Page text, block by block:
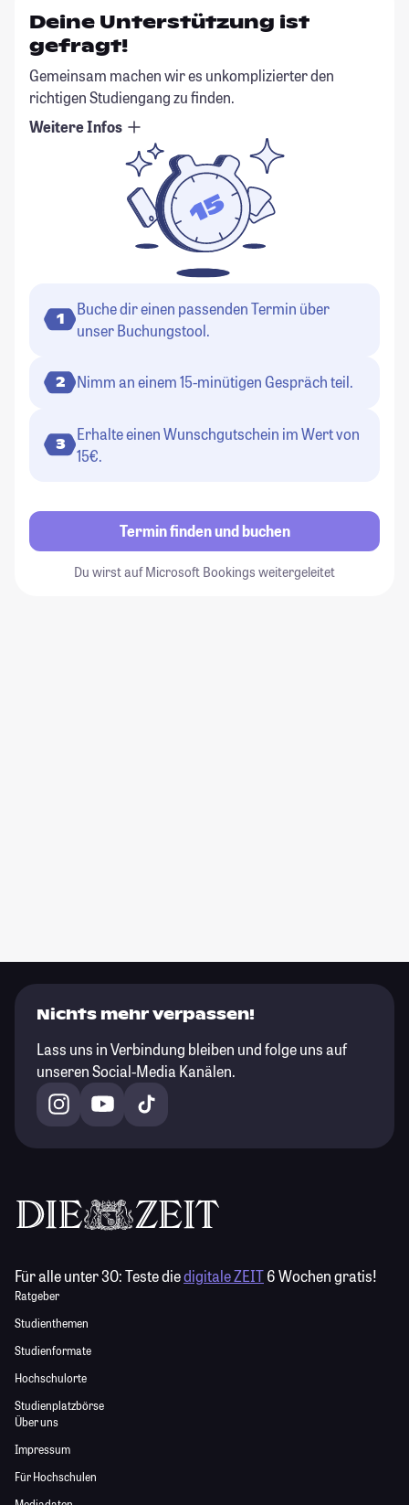
Deine Unterstützung ist
gefragt!
Gemeinsam machen wir es unkomplizierter den
richtigen Studiengang zu finden.
Weitere Infos
1
Buche dir einen passenden Termin über
unser Buchungstool.
2 Nimm an einem 15-minütigen Gespräch teil.
3
Erhalte einen Wunschgutschein im Wert von
15€.
Termin finden und buchen
Du wirst auf Microsoft Bookings weitergeleitet
Nichts mehr verpassen!
Lass uns in Verbindung bleiben und folge uns auf
unseren Social-Media Kanälen.
Für alle unter 30:Teste diedigitale ZEIT6 Wochen gratis!
Ratgeber
Studienthemen
Studienformate
Hochschulorte
Studienplatzbörse
Über uns
Impressum
Für Hochschulen